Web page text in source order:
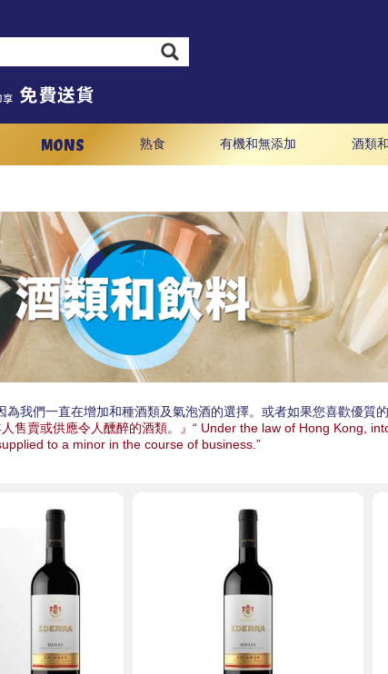
MONS 熟食 有機和無添加 酒類
為我們一直在增加和種酒類及氣泡酒的選擇。或者如果您喜歡優質
售賣或供應令人醺醉的酒類。』“ Under the law of Hong Kong,
to a minor in the course of business.”